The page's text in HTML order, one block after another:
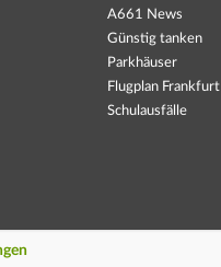
A661 News
Günstig tanken
Parkhäuser
Flugplan Frankfurt
Schulausfälle